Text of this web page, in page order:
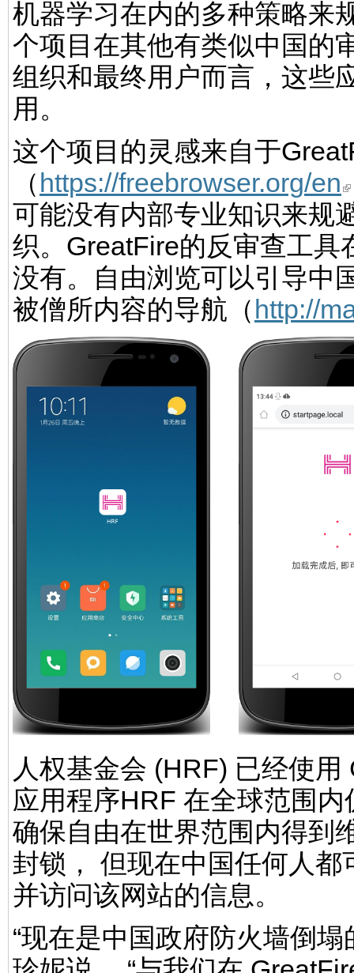
机器学习在内的多种策略来
个项目在其他有类似中国的
组织和最终用户而言，这些
用。
这个项目的灵感来自于
（ https://freebrowser.org/en
可能没有内部专业知识来规
织。GreatFire的反审查工
没有。自由浏览可以引导中
被僧所内容的导航（ http://
人权基金会 (HRF) 已经使
应用程序HRF 在全球范围
确保自由在世界范围内得到
封锁， 但现在中国任何人
并访问该网站的信息。
“现在是中国政府防火墙倒